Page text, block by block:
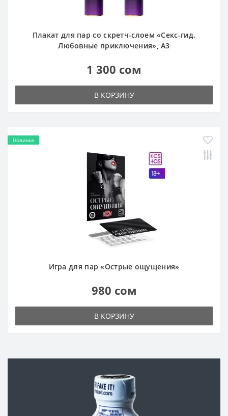
Плакат для пар со скретч-слоем «Секс-гид.
Любовные приключения», А3
1 300 сом
В КОРЗИНУ
Новинка
Игра для пар «Острые ощущения»
980 сом
В КОРЗИНУ